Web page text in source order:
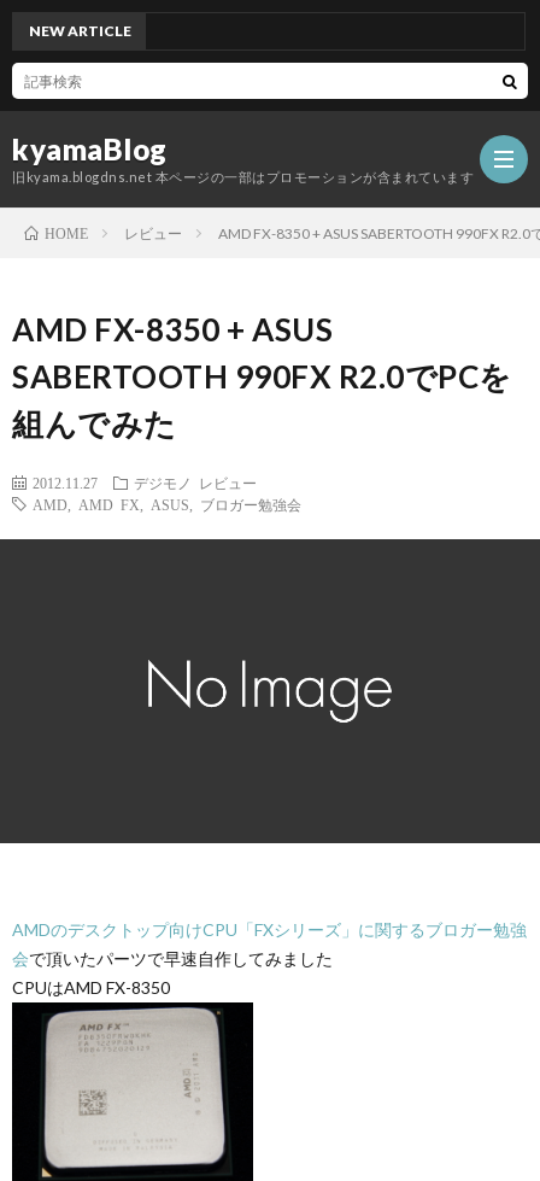
kyamaBlog
旧kyama.blogdns.net 本ページの一部はプロモーションが含まれています
NEW ARTICLE
HOME レビュー AMD FX-8350 + ASUS SABERTOOTH 990FX R2.0
AMD FX-8350 + ASUS
SABERTOOTH 990FX R2.0でPCを
組んでみた
2012.11.27 デジモノ
レビュー
AMD
AMD FX ASUS ブロガー勉強会
AMDのデスクトップ向けCPU「FXシリーズ」に関するブロガー勉強
会で頂いたパーツで早速自作してみました
CPUはAMD FX-8350